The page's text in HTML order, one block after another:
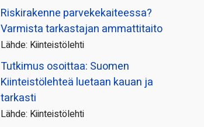
Riskirakenne parvekekaiteessa?
Varmista tarkastajan ammattitaito
Lähde: Kiinteistölehti
Tutkimus osoittaa: Suomen
Kiinteistölehteä luetaan kauan ja
tarkasti
Lähde: Kiinteistölehti